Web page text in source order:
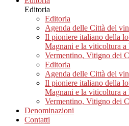
Editoria
Editoria
Agenda delle Città del
Il pioniere italiano della
Magnani e la viticoltura a
Vermentino, Vitigno dei
Editoria
Agenda delle Città del
Il pioniere italiano della
Magnani e la viticoltura a
Vermentino, Vitigno dei
Denominazioni
Contatti